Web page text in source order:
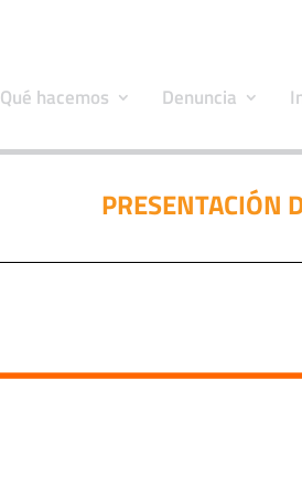
Qué hacemos Denuncia
PRESENTACIÓN